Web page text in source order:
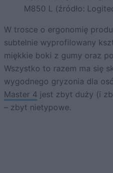
M850 L (źródło:
W trosce o ergonomię
subtelnie wyprofilowany
miękkie boki z gumy oraz
Wszystko to razem ma się
wygodnego gryzonia dla
Master 4 jest zbyt duży (i
– zbyt nietypowe.